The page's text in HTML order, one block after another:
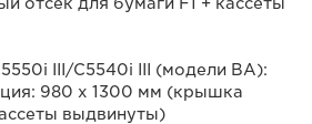
III/C5540i III (модели BA):
980 x 1300 мм (крышка
выдвинуты)